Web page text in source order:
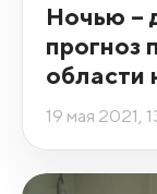
Ночью –
прогноз
области
19 мая 2021,